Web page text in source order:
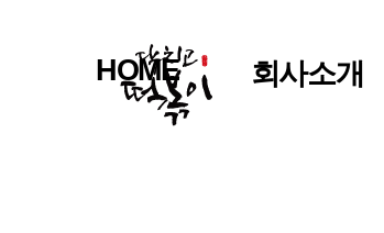
HOME 회사소개